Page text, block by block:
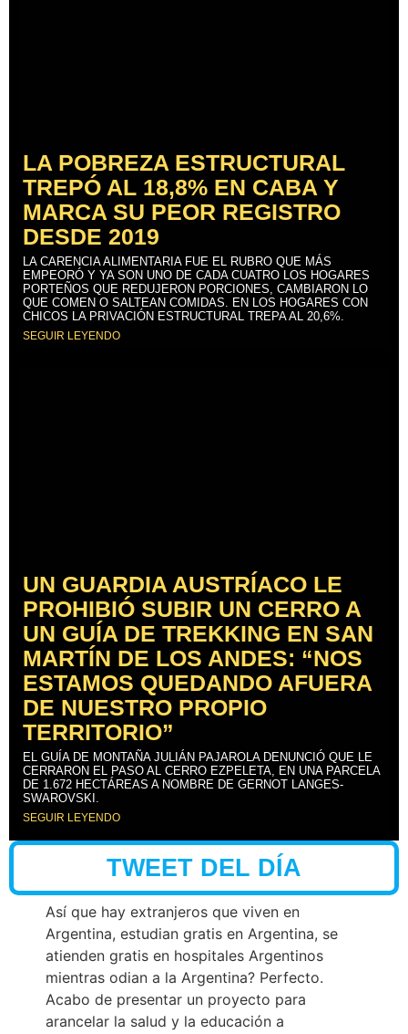
LA POBREZA ESTRUCTURAL
TREPÓ AL 18,8% EN CABA Y
MARCA SU PEOR REGISTRO
DESDE 2019
LA CARENCIA ALIMENTARIA FUE EL RUBRO QUE MÁS
EMPEORÓ Y YA SON UNO DE CADA CUATRO LOS HOGARES
PORTEÑOS QUE REDUJERON PORCIONES, CAMBIARON LO
QUE COMEN O SALTEAN COMIDAS. EN LOS HOGARES CON
CHICOS LA PRIVACIÓN ESTRUCTURAL TREPA AL 20,6%.
SEGUIR LEYENDO
UN GUARDIA AUSTRÍACO LE
PROHIBIÓ SUBIR UN CERRO A
UN GUÍA DE TREKKING EN SAN
MARTÍN DE LOS ANDES: “NOS
ESTAMOS QUEDANDO AFUERA
DE NUESTRO PROPIO
TERRITORIO”
EL GUÍA DE MONTAÑA JULIÁN PAJAROLA DENUNCIÓ QUE LE
CERRARON EL PASO AL CERRO EZPELETA, EN UNA PARCELA
DE 1.672 HECTÁREAS A NOMBRE DE GERNOT LANGES-
SWAROVSKI.
SEGUIR LEYENDO
TWEET DEL DÍA
Así que hay extranjeros que viven en
Argentina, estudian gratis en Argentina, se
atienden gratis en hospitales Argentinos
mientras odian a la Argentina? Perfecto.
Acabo de presentar un proyecto para
arancelar la salud y la educación a